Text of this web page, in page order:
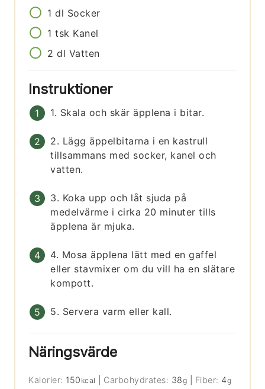
1 dl Socker
1 tsk Kanel
2 dl Vatten
Instruktioner
1. Skala och skär äpplena i bitar.
2. Lägg äppelbitarna i en kastrull
tillsammans med socker, kanel och
vatten.
3. Koka upp och låt sjuda på
medelvärme i cirka 20 minuter tills
äpplena är mjuka.
4. Mosa äpplena lätt med en gaffel
eller stavmixer om du vill ha en slätare
kompott.
5. Servera varm eller kall.
Näringsvärde
Kalorier: 150 kcal Carbohydrates: 38g Fiber: 4g